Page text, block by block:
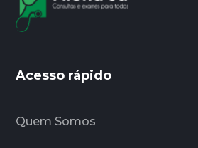
Acesso rápido
Quem Somos